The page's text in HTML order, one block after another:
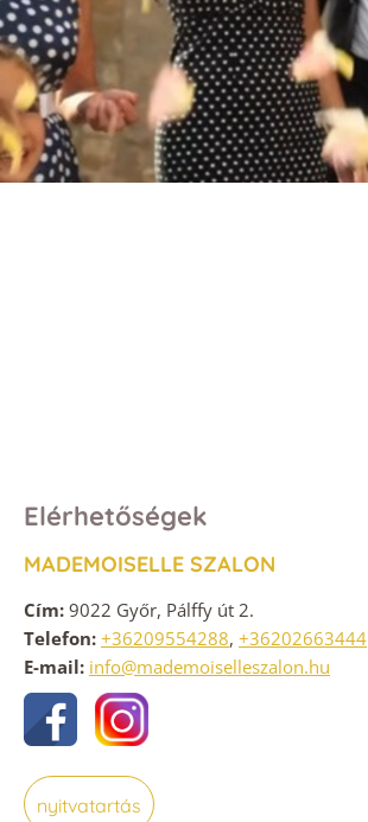
Elérhetőségek
MADEMOISELLE SZALON
Cím: 9022 Győr, Pálffy út 2.
Telefon: +36209554288, +36202663444
E-mail: info@mademoiselleszalon.hu
nyitvatartás